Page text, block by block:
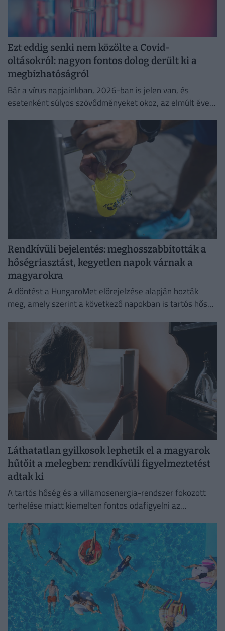
Ezt eddig senki nem közölte a Covid-
oltásokról: nagyon fontos dolog derült ki a
megbízhatóságról
Bár a vírus napjainkban, 2026-ban is jelen van, és
esetenként súlyos szövődményeket okoz, az elmúlt évek
biztonságosságát.
Rendkívüli bejelentés: meghosszabbították a
hőségriasztást, kegyetlen napok várnak a
magyarokra
A döntést a HungaroMet előrejelzése alapján hozták
meg, amely szerint a következő napokban is tartós hőség
Láthatatlan gyilkosok lephetik el a magyarok
hűtőit a melegben: rendkívüli figyelmeztetést
adtak ki
A tartós hőség és a villamosenergia-rendszer fokozott
terhelése miatt kiemelten fontos odafigyelni az